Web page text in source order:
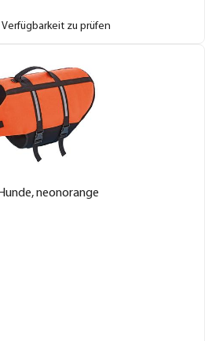
Verfügbarkeit zu prüfen
neonorange